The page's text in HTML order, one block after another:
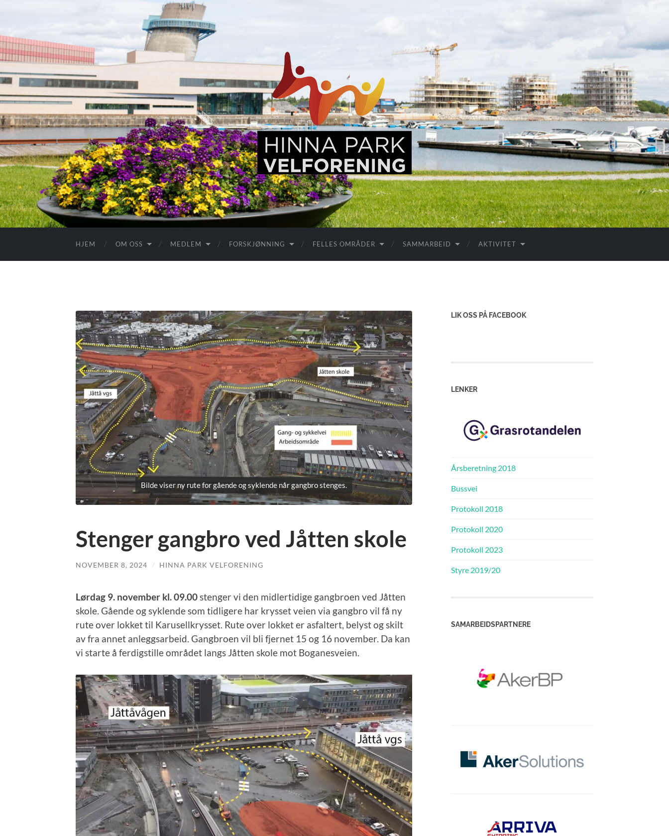
Hinna
Park,
en
levende
bydel
HJEM OM OSS MEDLEM FORSKJØNNING FELLES OMRÅDER SAMMARBEID AKTIVITET
Bilde viser ny rute for gående og syklende når gangbro stenges.
Stenger gangbro ved Jåtten skole
NOVEMBER 8, 2024 / HINNA PARK VELFORENING
Lørdag 9. november kl. 09.00stenger vi den midlertidige gangbroen ved Jåtten
skole. Gående og syklende som tidligere har krysset veien via gangbro vil få ny
rute over lokket til Karusellkrysset. Rute over lokket er asfaltert, belyst og skilt
av fra annet anleggsarbeid. Gangbroen vil bli fjernet 15 og 16 november. Da kan
vi starte å ferdigstille området langs Jåtten skole mot Boganesveien.
LIK OSS PÅ FACEBOOK
LENKER
Årsberetning 2018
Bussvei
Protokoll 2018
Protokoll 2020
Protokoll 2023
Styre 2019/20
SAMARBEIDSPARTNERE